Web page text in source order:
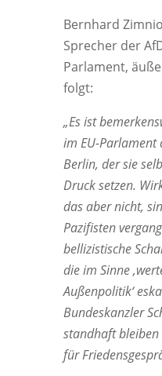
Bernhard
Sprecher der
Parlament,
folgt:
„Es ist
im EU-
Berlin, der sie
Druck setzen.
das aber nicht,
Pazifisten
bellizistische
die im Sinne
Außenpolitik‘
Bundeskanzler
standhaft
für